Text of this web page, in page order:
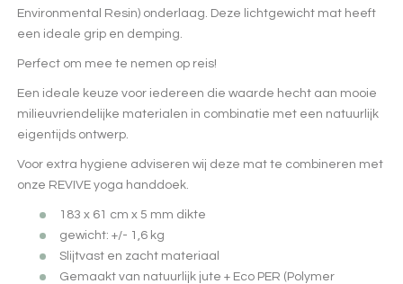
Environmental Resin) onderlaag. Deze lichtgewicht mat heeft
een ideale grip en demping.
Perfect om mee te nemen op reis!
Een ideale keuze voor iedereen die waarde hecht aan mooie
milieuvriendelijke materialen in combinatie met een natuurlijk
eigentijds ontwerp.
Voor extra hygiene adviseren wij deze mat te combineren met
onze REVIVE yoga handdoek.
183 x 61 cm x 5 mm dikte
gewicht: +/- 1,6 kg
Slijtvast en zacht materiaal
Gemaakt van natuurlijk jute + Eco PER (Polymer